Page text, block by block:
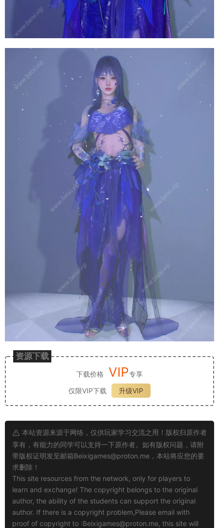
资源下载
下载价格 VIP专享
仅限VIP下载
升级VIP
本站资源来源于网络，仅供玩家学习交流之用！版权归原作者
享有，有能力的同学可以支持一下原作者。如有版权问题，请附
带版权证明发至邮箱Beixigames@proton.me ，本站将应您的要
求删除！
This site resources from the network, only for players to
learn and exchange! The copyright belongs to the original
author, the ability of the students can support the original
author. If there is a copyright problem,Please email with
proof of copyright to :Beixigames@proton.me, this site will